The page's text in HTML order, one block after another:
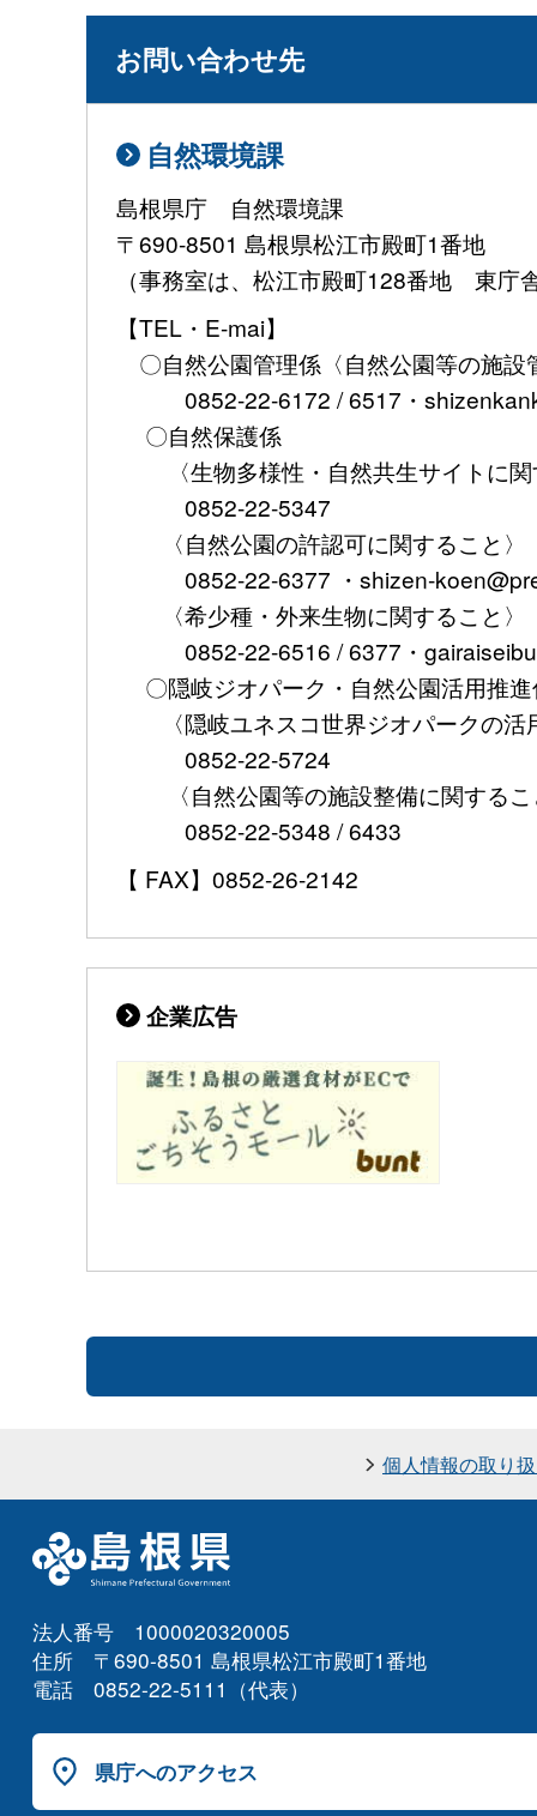
お問い合わせ先
自然環境課
島根県庁 自然環境課
〒690-8501 島根県松江市殿町1番地
（事務室は、松江市殿町128番地 東庁
【TEL・E-mai】
〇自然公園管理係〈自然公園等の施
0852-22-6172 / 6517・
〇自然保護係
〈生物多様性・自然共生サイトに関
0852-22-5347
〈自然公園の許認可に関すること〉
0852-22-6377 ・shizen-
〈希少種・外来生物に関すること〉
0852-22-6516 / 6377・
〇隠岐ジオパーク・自然公園活用推
〈隠岐ユネスコ世界ジオパークの活
0852-22-5724
〈自然公園等の施設整備に関するこ
0852-22-5348 / 6433
【 FAX】0852-26-2142
企業広告
個人情報の取り
法人番号 1000020320005
住所 〒690-8501 島根県松江市殿町1番地
電話 0852-22-5111（代表）
県庁へのアクセス